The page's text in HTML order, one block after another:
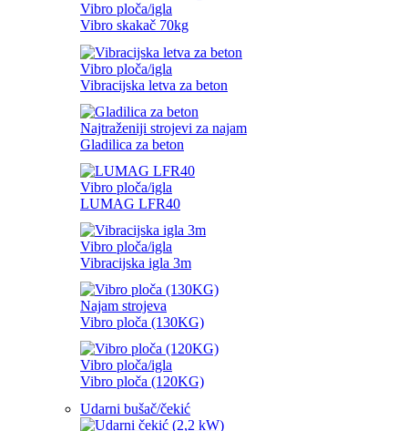
Vibro ploča/igla
Vibro skakač 70kg
Vibro ploča/igla
Vibracijska letva za beton
Najtraženiji strojevi za najam
Gladilica za beton
Vibro ploča/igla
LUMAG LFR40
Vibro ploča/igla
Vibracijska igla 3m
Najam strojeva
Vibro ploča (130KG)
Vibro ploča/igla
Vibro ploča (120KG)
Udarni bušač/čekić